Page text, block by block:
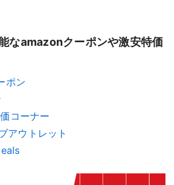
なamazonクーポンや激安特価
ポン
コーナー
アウトレット